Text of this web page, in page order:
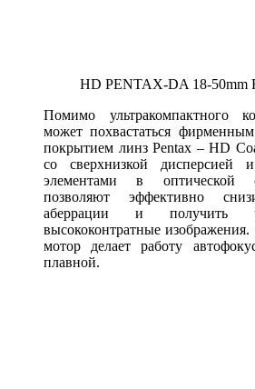
HD PENTAX-DA 18-50mm
Помимо ультракомпактного
может похвастаться
покрытием линз Pentax – HD
со сверхнизкой дисперсией
элементами в оптической
позволяют эффективно
аберрации и получить
высококонтратные
мотор делает работу
плавной.